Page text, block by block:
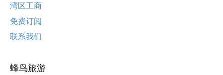
湾区工商
免费订阅
联系我们
蜂鸟旅游